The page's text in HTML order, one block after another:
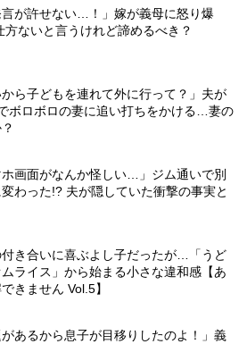
言が許せない…！」嫁が義母に怒り爆
方ないと言うけれど諦めるべき？
から子どもを連れて外に行って？」夫が
ボロボロの妻に追い打ちをかける…妻の
ホ画面がなんか怪しい…」ジム通いで別
わった!? 夫が隠していた衝撃の事実と
き合いに喜ぶよし子だったが…「うど
ライス」から始まる小さな違和感【あ
きません Vol.5】
があるから息子が目移りしたのよ！」義